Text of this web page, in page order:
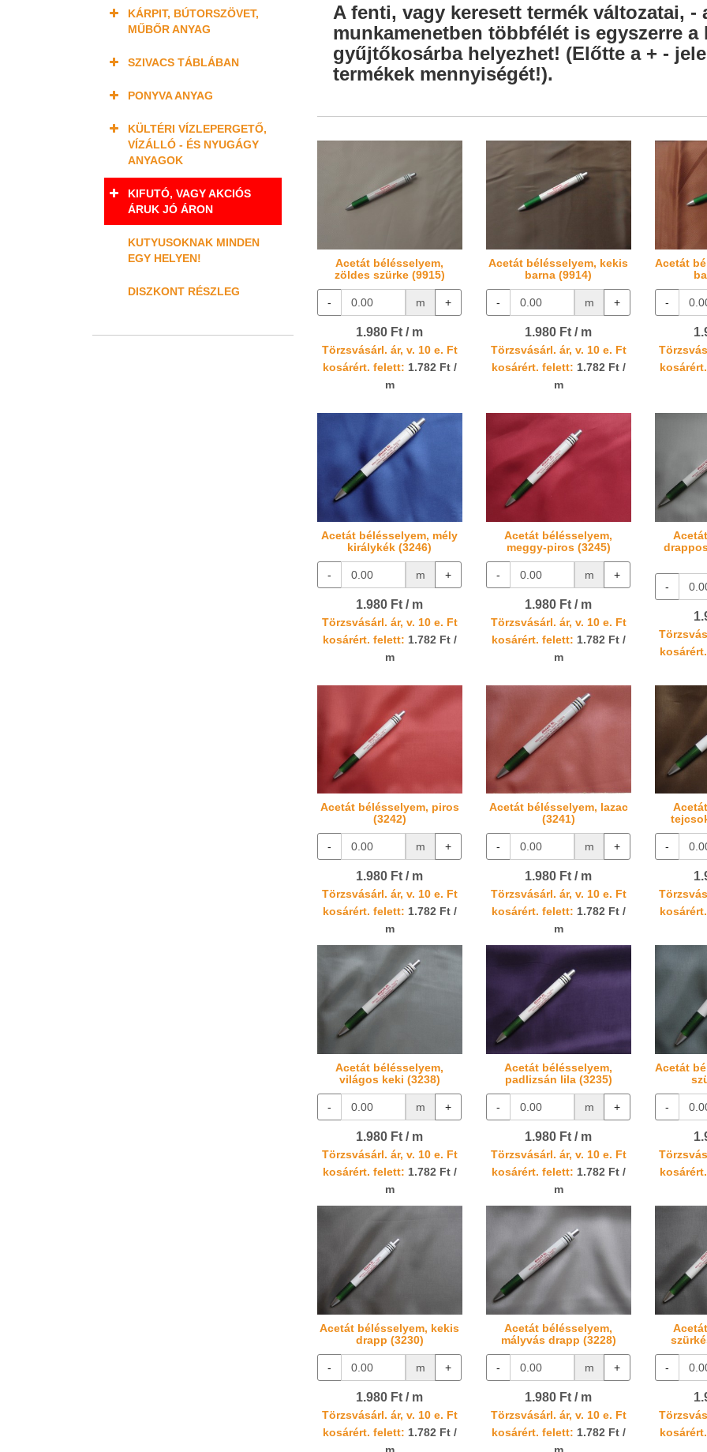
A fenti, vagy keresett termék változatai,
munkamenetben többfélét is egyszerre
gyűjtőkosárba helyezhet! (Előtte a + -
termékek mennyiségét!).
Acetát bélésselyem,
zöldes szürke (9915)
- m +
1.980 Ft / m
Törzsvásárl. ár, v. 10 e. Ft
kosárért. felett: 1.782 Ft /
m
Acetát bélésselyem, kekis
barna (9914)
- m +
1.980 Ft / m
Törzsvásárl. ár, v. 10 e. Ft
kosárért. felett: 1.782 Ft /
m
Acetát
-
Acetát bélésselyem, mély
királykék (3246)
- m +
1.980 Ft / m
Törzsvásárl. ár, v. 10 e. Ft
kosárért. felett: 1.782 Ft /
m
Acetát bélésselyem,
meggy-piros (3245)
- m +
1.980 Ft / m
Törzsvásárl. ár, v. 10 e. Ft
kosárért. felett: 1.782 Ft /
m
-
Acetát bélésselyem, piros
(3242)
- m +
1.980 Ft / m
Törzsvásárl. ár, v. 10 e. Ft
kosárért. felett: 1.782 Ft /
m
Acetát bélésselyem, lazac
(3241)
- m +
1.980 Ft / m
Törzsvásárl. ár, v. 10 e. Ft
kosárért. felett: 1.782 Ft /
m
-
Acetát bélésselyem,
világos keki (3238)
- m +
1.980 Ft / m
Törzsvásárl. ár, v. 10 e. Ft
kosárért. felett: 1.782 Ft /
m
Acetát bélésselyem,
padlizsán lila (3235)
- m +
1.980 Ft / m
Törzsvásárl. ár, v. 10 e. Ft
kosárért. felett: 1.782 Ft /
m
Acetát
-
Acetát bélésselyem, kekis
drapp (3230)
- m +
1.980 Ft / m
Törzsvásárl. ár, v. 10 e. Ft
kosárért. felett: 1.782 Ft /
Acetát bélésselyem,
mályvás drapp (3228)
- m +
1.980 Ft / m
Törzsvásárl. ár, v. 10 e. Ft
kosárért. felett: 1.782 Ft /
-
KÁRPIT, BÚTORSZÖVET,
MŰBŐR ANYAG
SZIVACS TÁBLÁBAN
PONYVA ANYAG
KÜLTÉRI VÍZLEPERGETŐ,
VÍZÁLLÓ - ÉS NYUGÁGY
ANYAGOK
KIFUTÓ, VAGY AKCIÓS
ÁRUK JÓ ÁRON
KUTYUSOKNAK MINDEN
EGY HELYEN!
DISZKONT RÉSZLEG